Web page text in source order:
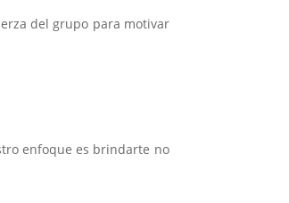
del grupo para motivar
enfoque es brindarte no